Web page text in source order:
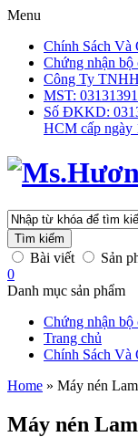
Menu
Chính Sách Và
Chứng nhận bộ
Công Ty
MST:
Số ĐKKD:
HCM cấp ngày
Tìm kiếm
Bài viết
Sản
0
Danh mục sản phẩm
Chứng nhận bộ
Trang chủ
Chính Sách Và
Home » Máy nén
Máy nén